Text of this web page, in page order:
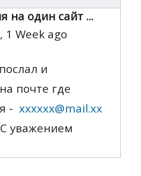
на один сайт ...
1 Week ago
и
почте где
- xxxxxx@mail.xx
уважением